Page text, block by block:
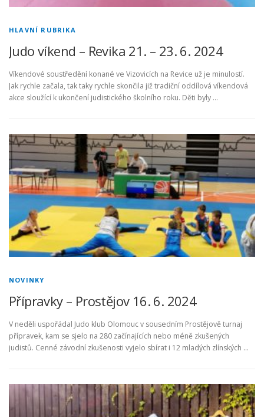
HLAVNÍ RUBRIKA
Judo víkend – Revika 21. – 23. 6. 2024
Víkendové soustředění konané ve Vizovicích na Revice už je minulostí.
Jak rychle začala, tak taky rychle skončila již tradiční oddílová víkendová
akce sloužící k ukončení judistického školního roku. Děti byly …
NOVINKY
Přípravky – Prostějov 16. 6. 2024
V neděli uspořádal Judo klub Olomouc v sousedním Prostějově turnaj
přípravek, kam se sjelo na 280 začínajících nebo méně zkušených
judistů. Cenné závodní zkušenosti vyjelo sbírat i 12 mladých zlínských …